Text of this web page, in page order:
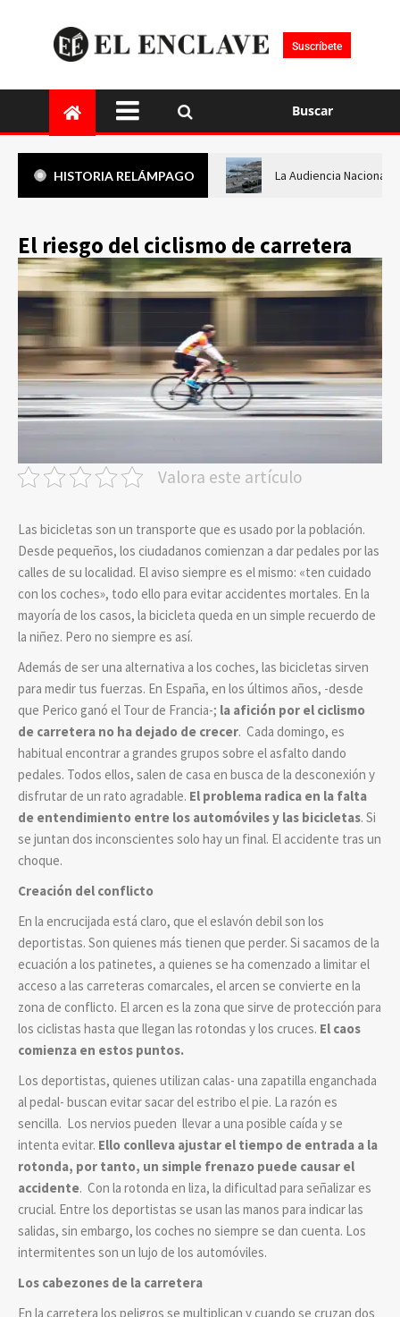
Suscríbete
Buscar
HISTORIA RELÁMPAGO La Audiencia Nacional
El riesgo del ciclismo de carretera
Valora este artículo
Las bicicletas son un transporte que es usado por la población.
Desde pequeños, los ciudadanos comienzan a dar pedales por las
calles de su localidad. El aviso siempre es el mismo: «ten cuidado
con los coches», todo ello para evitar accidentes mortales. En la
mayoría de los casos, la bicicleta queda en un simple recuerdo de
la niñez. Pero no siempre es así.
Además de ser una alternativa a los coches, las bicicletas sirven
para medir tus fuerzas. En España, en los últimos años, -desde
que Perico ganó el Tour de Francia-; la afición por el ciclismo
de carretera no ha dejado de crecer. Cada domingo, es
habitual encontrar a grandes grupos sobre el asfalto dando
pedales. Todos ellos, salen de casa en busca de la desconexión y
disfrutar de un rato agradable. El problema radica en la falta
de entendimiento entre los automóviles y las bicicletas. Si
se juntan dos inconscientes solo hay un final. El accidente tras un
choque.
Creación del conflicto
En la encrucijada está claro, que el eslavón debil son los
deportistas. Son quienes más tienen que perder. Si sacamos de la
ecuación a los patinetes, a quienes se ha comenzado a limitar el
acceso a las carreteras comarcales, el arcen se convierte en la
zona de conflicto. El arcen es la zona que sirve de protección para
los ciclistas hasta que llegan las rotondas y los cruces. El caos
comienza en estos puntos.
Los deportistas, quienes utilizan calas- una zapatilla enganchada
al pedal- buscan evitar sacar del estribo el pie. La razón es
sencilla. Los nervios pueden llevar a una posible caída y se
intenta evitar. Ello conlleva ajustar el tiempo de entrada a la
rotonda, por tanto, un simple frenazo puede causar el
accidente. Con la rotonda en liza, la dificultad para señalizar es
crucial. Entre los deportistas se usan las manos para indicar las
salidas, sin embargo, los coches no siempre se dan cuenta. Los
intermitentes son un lujo de los automóviles.
Los cabezones de la carretera
En la carretera los peligros se multiplican y cuando se cruzan dos